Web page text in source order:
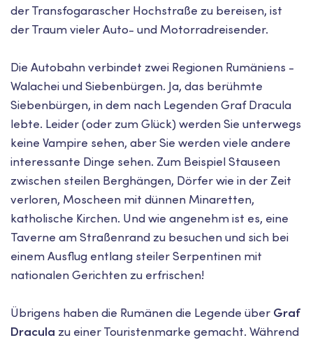
der Transfogarascher Hochstraße zu bereisen, ist
der Traum vieler Auto- und Motorradreisender.
Die Autobahn verbindet zwei Regionen Rumäniens -
Walachei und Siebenbürgen. Ja, das berühmte
Siebenbürgen, in dem nach Legenden Graf Dracula
lebte. Leider (oder zum Glück) werden Sie unterwegs
keine Vampire sehen, aber Sie werden viele andere
interessante Dinge sehen. Zum Beispiel Stauseen
zwischen steilen Berghängen, Dörfer wie in der Zeit
verloren, Moscheen mit dünnen Minaretten,
katholische Kirchen. Und wie angenehm ist es, eine
Taverne am Straßenrand zu besuchen und sich bei
einem Ausflug entlang steiler Serpentinen mit
nationalen Gerichten zu erfrischen!
Übrigens haben die Rumänen die Legende über Graf
Dracula zu einer Touristenmarke gemacht. Während